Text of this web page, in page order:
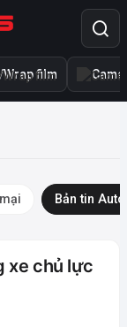
Wrap film
Bản tin
xe chủ lực